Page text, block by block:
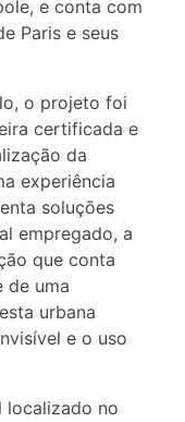
e conta com
Paris e seus
o projeto foi
certificada e
da
experiência
soluções
empregado, a
que conta
de uma
urbana
e o uso
localizado no